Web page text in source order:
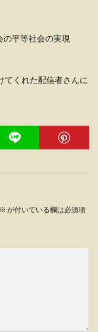
平等社会の実現
てくれた配信者さんに
※ が付いている欄は必須項